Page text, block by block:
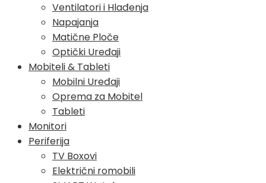
Ventilatori i Hlađenja
Napajanja
Matične Ploče
Optički Uređaji
Mobiteli & Tableti
Mobilni Uređaji
Oprema za Mobitel
Tableti
Monitori
Periferija
TV Boxovi
Električni romobili